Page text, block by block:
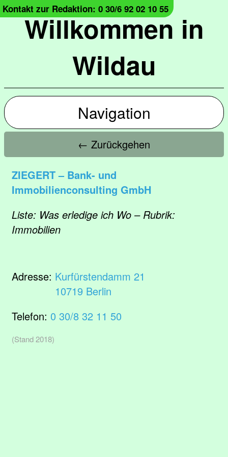
Willkommen in
Wildau
Kontakt zur Redaktion: 0 30/6 92 02 10 55
Navigation
← Zurückgehen
ZIEGERT – Bank- und
Immobilienconsulting GmbH
Liste: Was erledige ich Wo – Rubrik:
Immobilien
Adresse: Kurfürstendamm 21
10719 Berlin
Telefon: 0 30/8 32 11 50
(Stand 2018)